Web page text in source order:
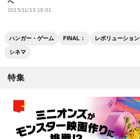
2015/11/13 18:01
ハンガー・ゲーム FINAL： レボリューション
シネマ
特集